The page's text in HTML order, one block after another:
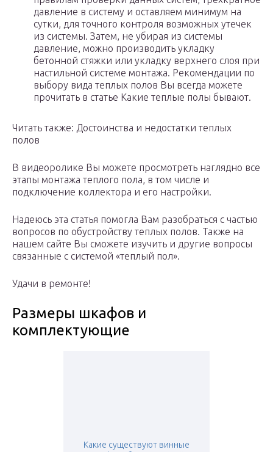
давление в систему и оставляем минимум на
сутки, для точного контроля возможных утечек
из системы. Затем, не убирая из системы
давление, можно производить укладку
бетонной стяжки или укладку верхнего слоя при
настильной системе монтажа. Рекомендации по
выбору вида теплых полов Вы всегда можете
прочитать в статье Какие теплые полы бывают.
Читать также: Достоинства и недостатки теплых
полов
В видеоролике Вы можете просмотреть наглядно все
этапы монтажа теплого пола, в том числе и
подключение коллектора и его настройки.
Надеюсь эта статья помогла Вам разобраться с частью
вопросов по обустройству теплых полов. Также на
нашем сайте Вы сможете изучить и другие вопросы
связанные с системой «теплый пол».
Удачи в ремонте!
Размеры шкафов и
комплектующие
Какие существуют винные